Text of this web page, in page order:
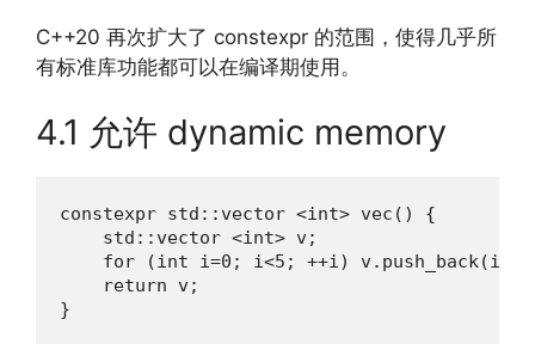
C++20 再次扩大了 constexpr 的范围，使得几乎所
有标准库功能都可以在编译期使用。
4.1 允许 dynamic memory
constexpr std::vector <int> vec() {
    std::vector <int> v;
    for (int i=0; i<5; ++i) v.push_back(i);
    return v;
}